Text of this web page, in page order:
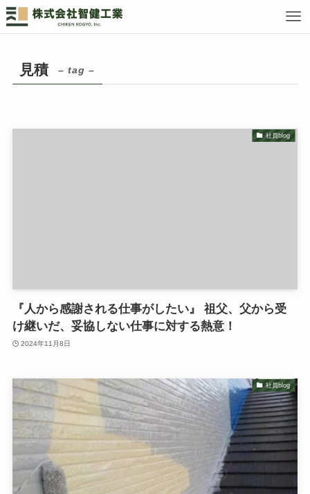
見積 – tag –
社員blog
『人から感謝される仕事がしたい』 祖父、父から受
け継いだ、妥協しない仕事に対する熱意！
2024年11月8日
社員blog